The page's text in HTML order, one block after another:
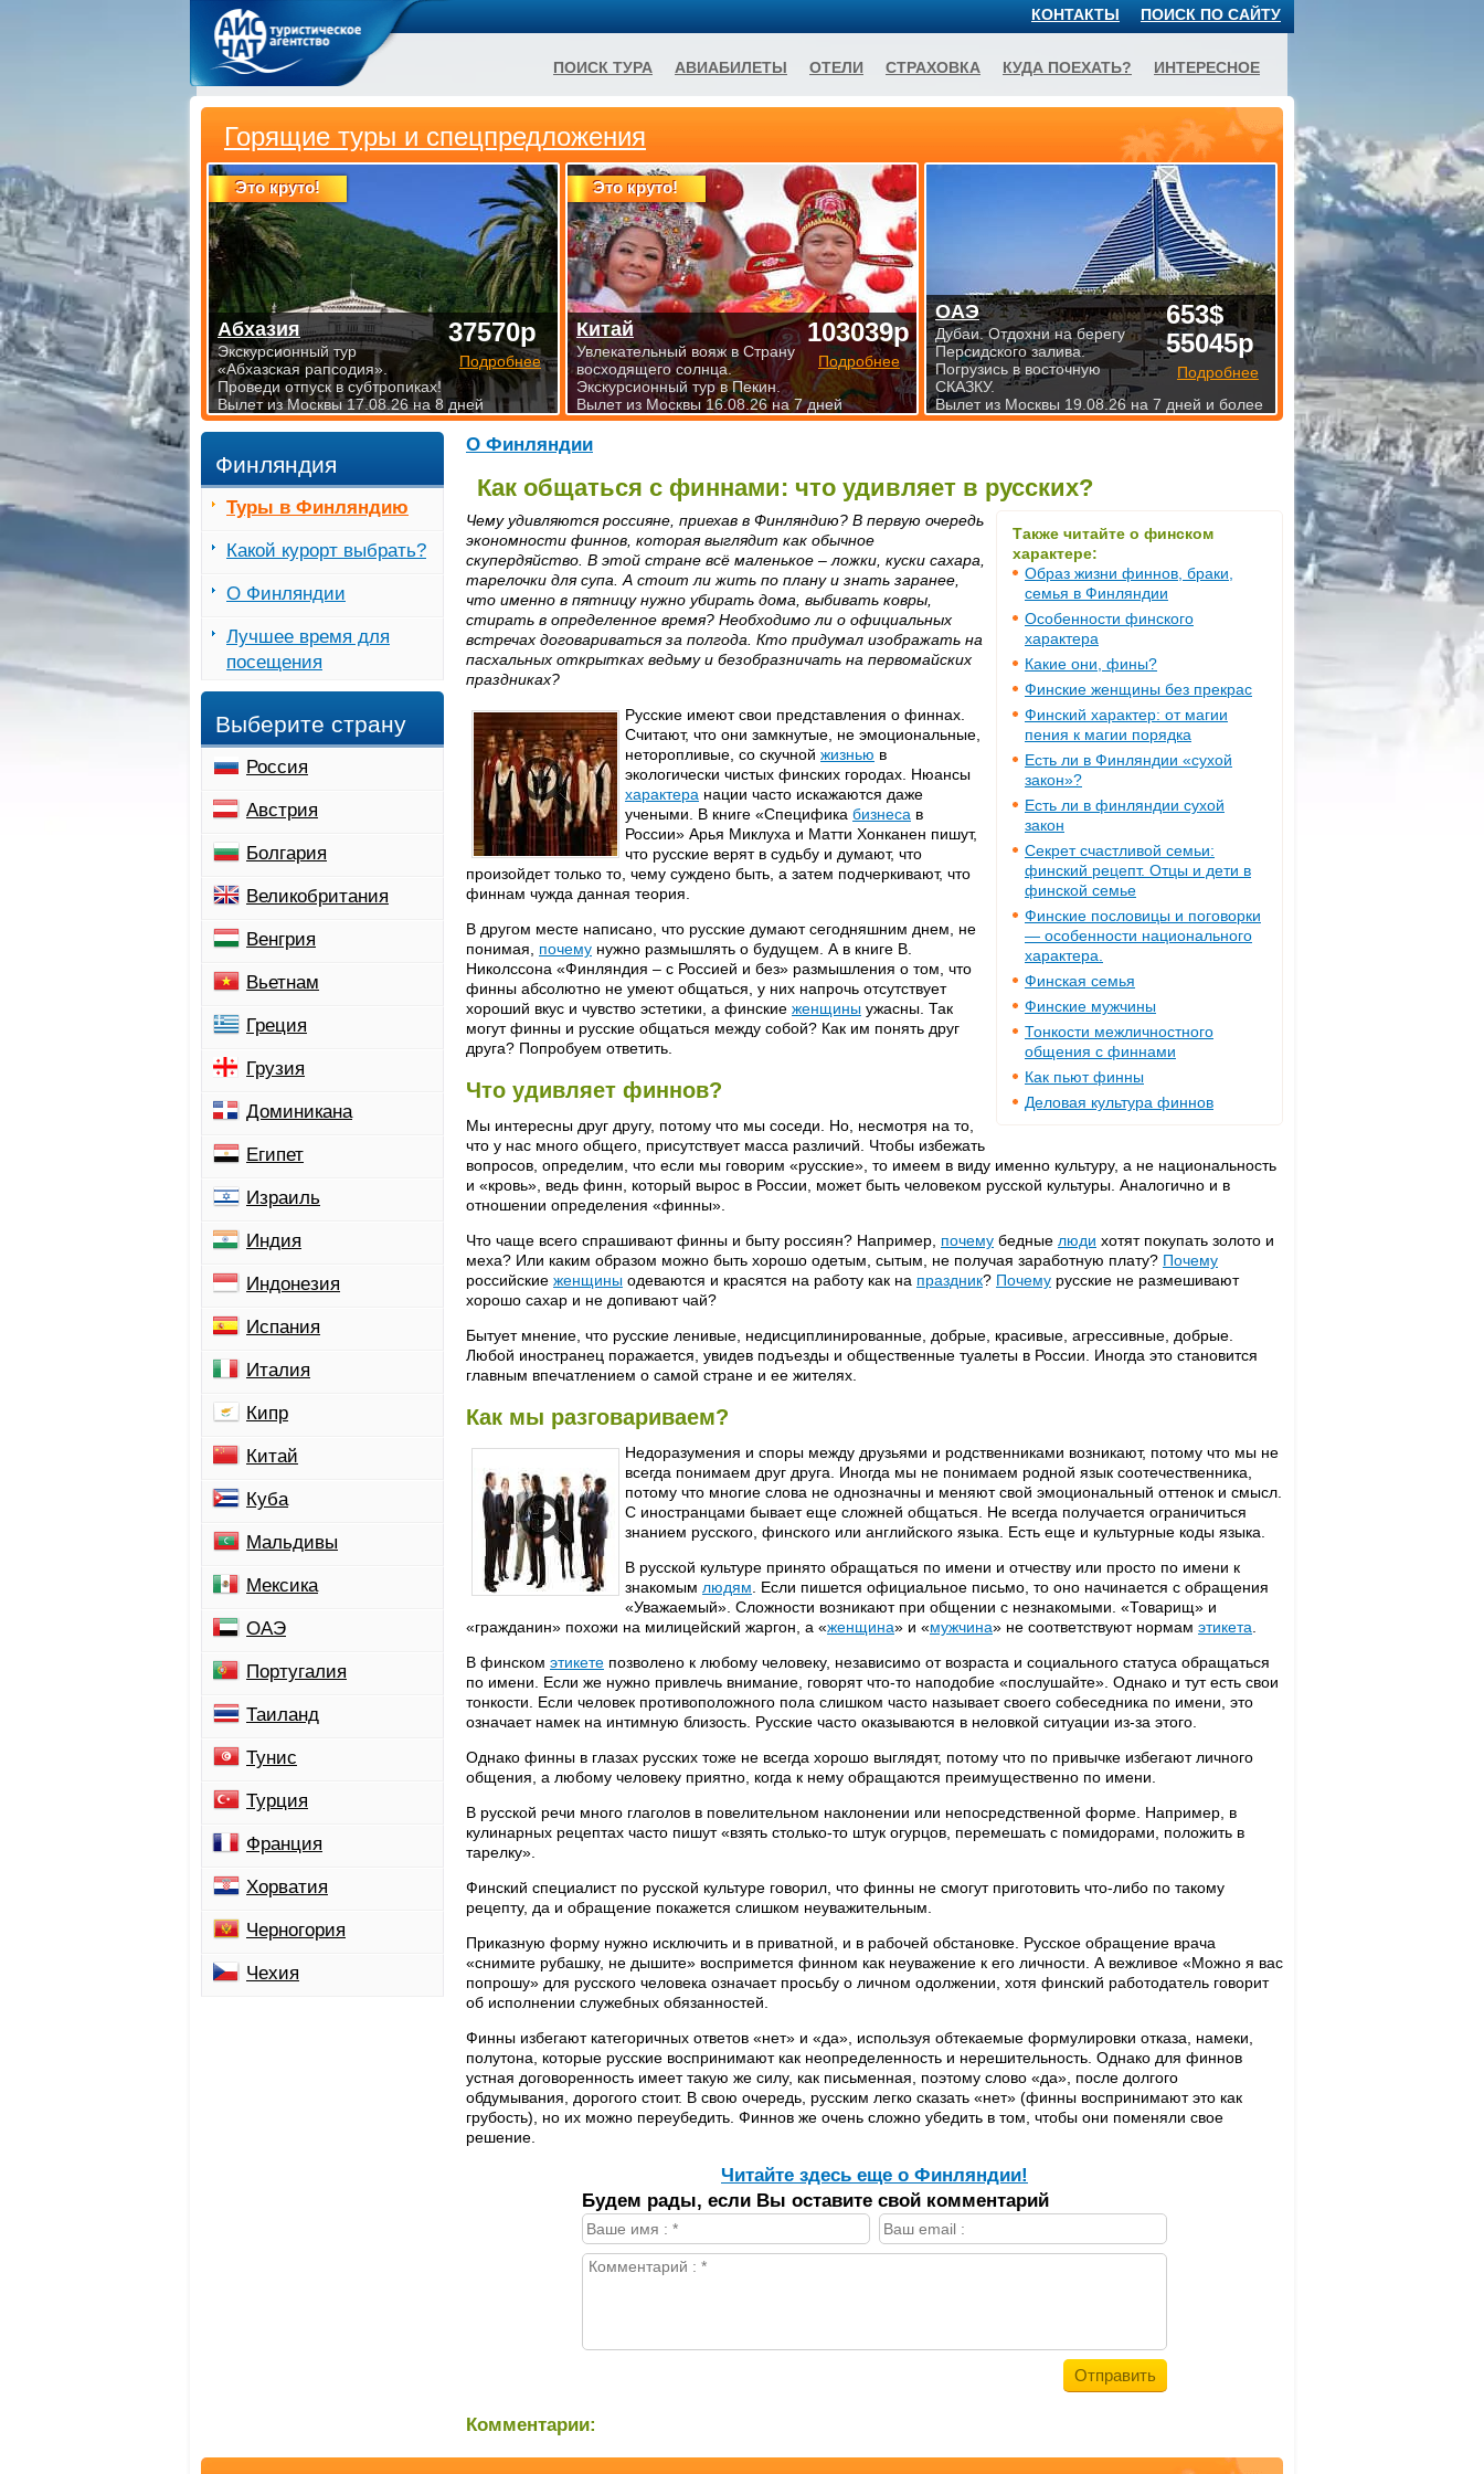
О Финляндии
Как общаться с финнами: что удивляет в русских?
Также читайте о финском
характере:
Образ жизни финнов, браки,
семья в Финляндии
Особенности финского
характера
Какие они, фины?
Финские женщины без прекрас
Финский характер: от магии
пения к магии порядка
Есть ли в Финляндии «сухой
закон»?
Есть ли в финляндии сухой
закон
Секрет счастливой семьи:
финский рецепт. Отцы и дети в
финской семье
Финские пословицы и поговорки
— особенности национального
характера.
Финская семья
Финские мужчины
Тонкости межличностного
общения с финнами
Как пьют финны
Деловая культура финнов
Чему удивляются россияне, приехав в Финляндию? В первую очередь
экономности финнов, которая выглядит как обычное
скупердяйство. В этой стране всё маленькое – ложки, куски сахара,
тарелочки для супа. А стоит ли жить по плану и знать заранее,
что именно в пятницу нужно убирать дома, выбивать ковры,
стирать в определенное время? Необходимо ли о официальных
встречах договариваться за полгода. Кто придумал изображать на
пасхальных открытках ведьму и безобразничать на первомайских
праздниках?
Русские имеют свои представления о финнах.
Считают, что они замкнутые, не эмоциональные,
неторопливые, со скучной жизнью в
экологически чистых финских городах. Нюансы
характера нации часто искажаются даже
учеными. В книге «Специфика бизнеса в
России» Арья Миклуха и Матти Хонканен пишут,
что русские верят в судьбу и думают, что
произойдет только то, чему суждено быть, а затем подчеркивают, что
финнам чужда данная теория.
В другом месте написано, что русские думают сегодняшним днем, не
понимая, почему нужно размышлять о будущем. А в книге В.
Николссона «Финляндия – с Россией и без» размышления о том, что
финны абсолютно не умеют общаться, у них напрочь отсутствует
хороший вкус и чувство эстетики, а финские женщины ужасны. Так
могут финны и русские общаться между собой? Как им понять друг
друга? Попробуем ответить.
Что удивляет финнов?
Мы интересны друг другу, потому что мы соседи. Но, несмотря на то,
что у нас много общего, присутствует масса различий. Чтобы избежать
вопросов, определим, что если мы говорим «русские», то имеем в виду именно культуру, а не национальность
и «кровь», ведь финн, который вырос в России, может быть человеком русской культуры. Аналогично и в
отношении определения «финны».
Что чаще всего спрашивают финны и быту россиян? Например, почему бедные люди хотят покупать золото и
меха? Или каким образом можно быть хорошо одетым, сытым, не получая заработную плату? Почему
российские женщины одеваются и красятся на работу как на праздник? Почему русские не размешивают
хорошо сахар и не допивают чай?
Бытует мнение, что русские ленивые, недисциплинированные, добрые, красивые, агрессивные, добрые.
Любой иностранец поражается, увидев подъезды и общественные туалеты в России. Иногда это становится
главным впечатлением о самой стране и ее жителях.
Как мы разговариваем?
Недоразумения и споры между друзьями и родственниками возникают, потому что мы не
всегда понимаем друг друга. Иногда мы не понимаем родной язык соотечественника,
потому что многие слова не однозначны и меняют свой эмоциональный оттенок и смысл.
С иностранцами бывает еще сложней общаться. Не всегда получается ограничиться
знанием русского, финского или английского языка. Есть еще и культурные коды языка.
В русской культуре принято обращаться по имени и отчеству или просто по имени к
знакомым людям . Если пишется официальное письмо, то оно начинается с обращения
«Уважаемый». Сложности возникают при общении с незнакомыми. «Товарищ» и
«гражданин» похожи на милицейский жаргон, а «женщина» и «мужчина» не соответствуют нормам этикета
В финском этикете позволено к любому человеку, независимо от возраста и социального статуса обращаться
по имени. Если же нужно привлечь внимание, говорят что-то наподобие «послушайте». Однако и тут есть свои
тонкости. Если человек противоположного пола слишком часто называет своего собеседника по имени, это
означает намек на интимную близость. Русские часто оказываются в неловкой ситуации из-за этого.
Однако финны в глазах русских тоже не всегда хорошо выглядят, потому что по привычке избегают личного
общения, а любому человеку приятно, когда к нему обращаются преимущественно по имени.
В русской речи много глаголов в повелительном наклонении или непосредственной форме. Например, в
кулинарных рецептах часто пишут «взять столько-то штук огурцов, перемешать с помидорами, положить в
тарелку».
Финский специалист по русской культуре говорил, что финны не смогут приготовить что-либо по такому
рецепту, да и обращение покажется слишком неуважительным.
Приказную форму нужно исключить и в приватной, и в рабочей обстановке. Русское обращение врача
«снимите рубашку, не дышите» воспримется финном как неуважение к его личности. А вежливое «Можно я вас
попрошу» для русского человека означает просьбу о личном одолжении, хотя финский работодатель говорит
об исполнении служебных обязанностей.
Финны избегают категоричных ответов «нет» и «да», используя обтекаемые формулировки отказа, намеки,
полутона, которые русские воспринимают как неопределенность и нерешительность. Однако для финнов
устная договоренность имеет такую же силу, как письменная, поэтому слово «да», после долгого
обдумывания, дорогого стоит. В свою очередь, русским легко сказать «нет» (финны воспринимают это как
грубость), но их можно переубедить. Финнов же очень сложно убедить в том, чтобы они поменяли свое
решение.
Читайте здесь еще о Финляндии!
Будем рады, если Вы оставите свой комментарий
Комментарии:
Финляндия
Туры в Финляндию
Какой курорт выбрать?
О Финляндии
Лучшее время для
посещения
Выберите страну
Россия
Австрия
Болгария
Великобритания
Венгрия
Вьетнам
Греция
Грузия
Доминикана
Египет
Израиль
Индия
Индонезия
Испания
Италия
Кипр
Китай
Куба
Мальдивы
Мексика
ОАЭ
Португалия
Таиланд
Тунис
Турция
Франция
Хорватия
Черногория
Чехия
Горящие туры и спецпредложения
Это круто!
37570р
Подробнее
Абхазия
Экскурсионный тур
«Абхазская рапсодия».
Проведи отпуск в субтропиках!
Вылет из Москвы 17.08.26 на 8 дней
Это круто!
103039р
Подробнее
Китай
Увлекательный вояж в Страну
восходящего солнца.
Экскурсионный тур в Пекин.
Вылет из Москвы 16.08.26 на 7 дней
653$
55045р
Подробнее
ОАЭ
Дубаи. Отдохни на берегу
Персидского залива.
Погрузись в восточную
СКАЗКУ.
Вылет из Москвы 19.08.26 на 7 дней и более
ПОИСК ПО САЙТУ
КОНТАКТЫ
ПОИСК ТУРА АВИАБИЛЕТЫ ОТЕЛИ СТРАХОВКА КУДА ПОЕХАТЬ? ИНТЕРЕСНОЕ